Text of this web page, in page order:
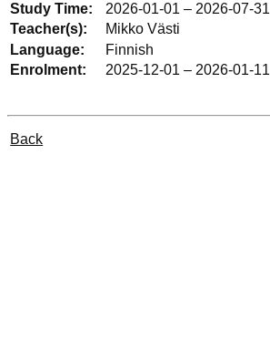
2026-01-01 – 2026-07-31
Mikko Västi
Finnish
2025-12-01 – 2026-01-11
Back